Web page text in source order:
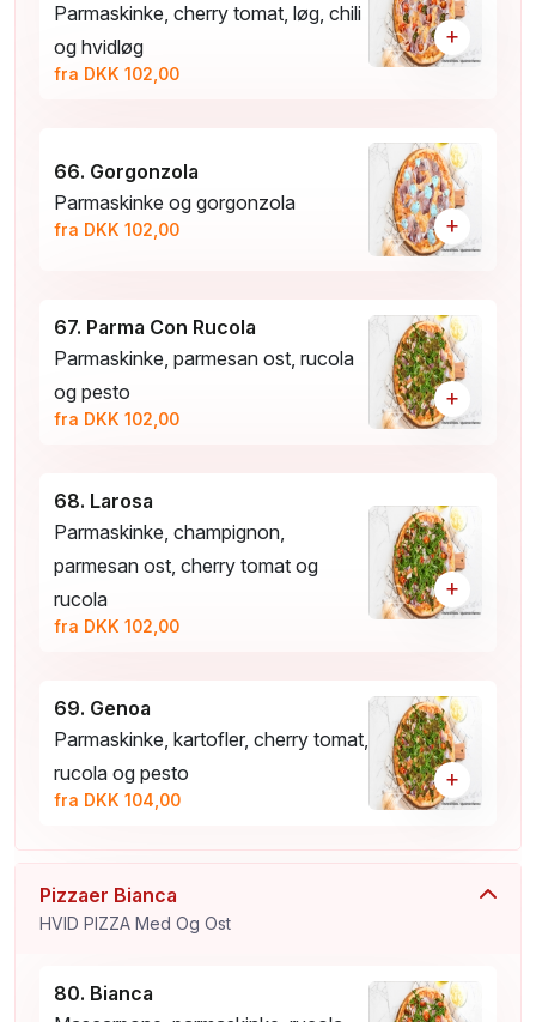
Parmaskinke, cherry tomat, løg, chili
og hvidløg
fra DKK 102,00
+
66. Gorgonzola
Parmaskinke og gorgonzola
fra DKK 102,00 +
67. Parma Con Rucola
Parmaskinke, parmesan ost, rucola
og pesto
fra DKK 102,00
+
68. Larosa
Parmaskinke, champignon,
parmesan ost, cherry tomat og
rucola
fra DKK 102,00
+
69. Genoa
Parmaskinke, kartofler, cherry tomat,
rucola og pesto
fra DKK 104,00
+
Pizzaer Bianca
HVID PIZZA Med Og Ost
80. Bianca